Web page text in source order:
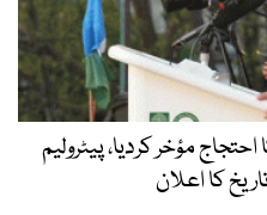
9 اگست کا احتجاج مؤخر کردیا، پیٹرولیم
کا اعلان